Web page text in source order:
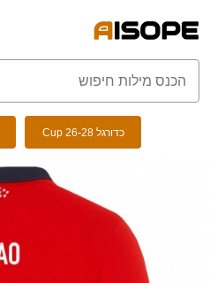
כדורגל Cup 26-28